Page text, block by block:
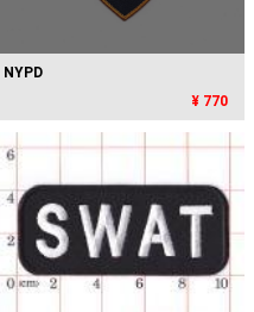
NYPD
¥ 770